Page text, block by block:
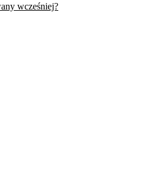
wcześniej?